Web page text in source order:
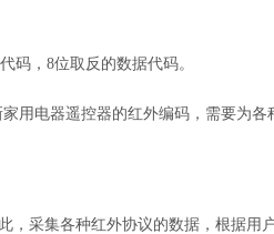
码，8位取反的数据代码。
用电器遥控器的红外编码，需要为
采集各种红外协议的数据，根据用